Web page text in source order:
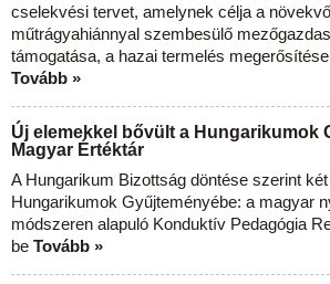
cselekvési tervet, amelynek célja a
műtrágyahiánnyal szembesülő
támogatása, a hazai termelés
Tovább »
Új elemekkel bővült a Hungarikumok
Magyar Értéktár
A Hungarikum Bizottság döntése szerint
Hungarikumok Gyűjteményébe: a magyar
módszeren alapuló Konduktív Pedagógia
be Tovább »